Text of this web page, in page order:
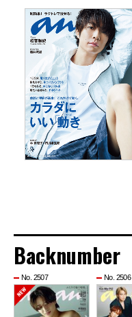
Backnumber
No. 2507 No. 2506